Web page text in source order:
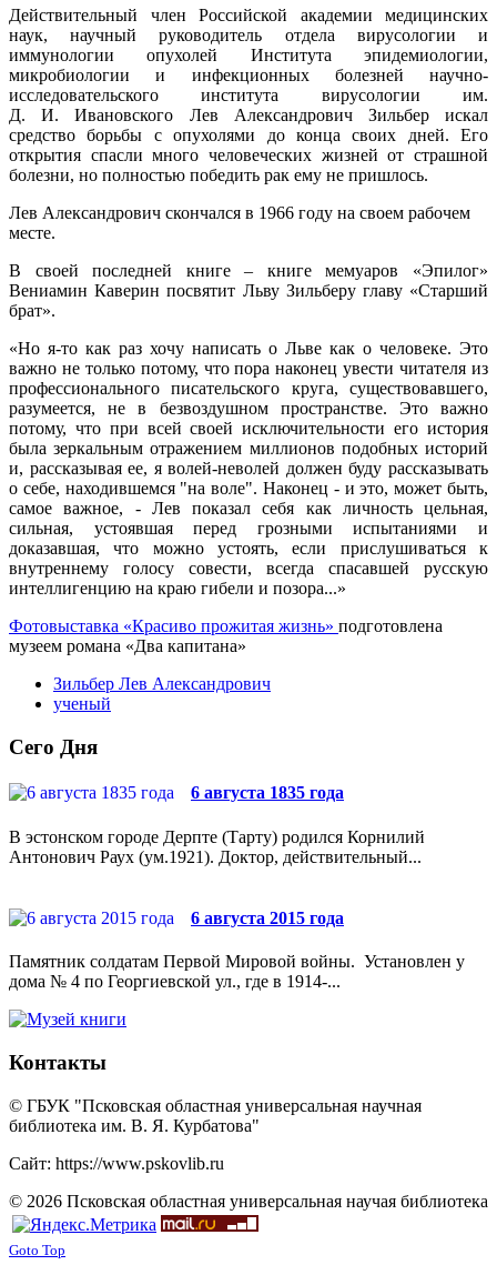
Действительный член Российской академии медицинских
наук, научный руководитель отдела вирусологии и
иммунологии опухолей Института эпидемиологии,
микробиологии и инфекционных болезней научно-
исследовательского института вирусологии им.
Д. И. Ивановского Лев Александрович Зильбер искал
средство борьбы с опухолями до конца своих дней. Его
открытия спасли много человеческих жизней от страшной
болезни, но полностью победить рак ему не пришлось.
Лев Александрович скончался в 1966 году на своем рабочем
месте.
В своей последней книге – книге мемуаров «Эпилог»
Вениамин Каверин посвятит Льву Зильберу главу «Старший
брат».
«Но я-то как раз хочу написать о Льве как о человеке. Это
важно не только потому, что пора наконец увести читателя из
профессионального писательского круга, существовавшего,
разумеется, не в безвоздушном пространстве. Это важно
потому, что при всей своей исключительности его история
была зеркальным отражением миллионов подобных историй
и, рассказывая ее, я волей-неволей должен буду рассказывать
о себе, находившемся "на воле". Наконец - и это, может быть,
самое важное, - Лев показал себя как личность цельная,
сильная, устоявшая перед грозными испытаниями и
доказавшая, что можно устоять, если прислушиваться к
внутреннему голосу совести, всегда спасавшей русскую
интеллигенцию на краю гибели и позора...»
Фотовыставка «Красиво прожитая жизнь» подготовлена
музеем романа «Два капитана»
Зильбер Лев Александрович
ученый
Сего Дня
6 августа 1835 года
В эстонском городе Дерпте (Тарту) родился Корнилий
Антонович Раух (ум.1921). Доктор, действительный...
6 августа 2015 года
Памятник солдатам Первой Мировой войны. Установлен у
дома № 4 по Георгиевской ул., где в 1914-...
Контакты
© ГБУК "Псковская областная универсальная научная
библиотека им. В. Я. Курбатова"
Сайт: https://www.pskovlib.ru
© 2026 Псковская областная универсальная научая библиотека
Goto Top